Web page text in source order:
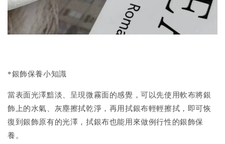
*銀飾保養小知識
當表面光澤黯淡、呈現微霧面的感覺，可以先使用軟布將銀
飾上的水氣、灰塵擦拭乾淨，再用拭銀布輕輕擦拭，即可恢
復到銀飾原有的光澤，拭銀布也能用來做例行性的銀飾保
養。